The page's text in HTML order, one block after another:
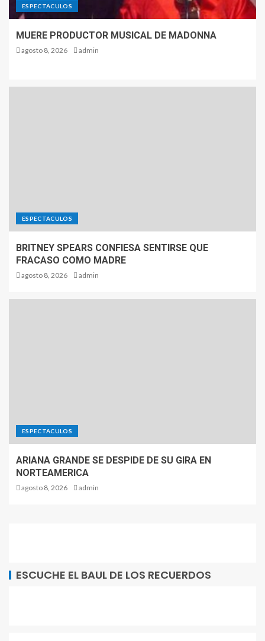
ESPECTACULOS
MUERE PRODUCTOR MUSICAL DE MADONNA
agosto 8, 2026 admin
ESPECTACULOS
BRITNEY SPEARS CONFIESA SENTIRSE QUE
FRACASO COMO MADRE
agosto 8, 2026 admin
ESPECTACULOS
ARIANA GRANDE SE DESPIDE DE SU GIRA EN
NORTEAMERICA
agosto 8, 2026 admin
ESCUCHE EL BAUL DE LOS RECUERDOS